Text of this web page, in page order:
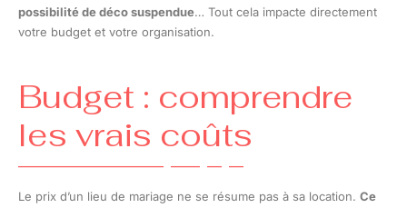
possibilité de déco suspendue… Tout cela impacte directement
votre budget et votre organisation.
Budget : comprendre
les vrais coûts
Le prix d’un lieu de mariage ne se résume pas à sa location. Ce